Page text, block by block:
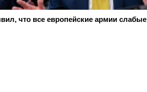
что все европейские армии слабые